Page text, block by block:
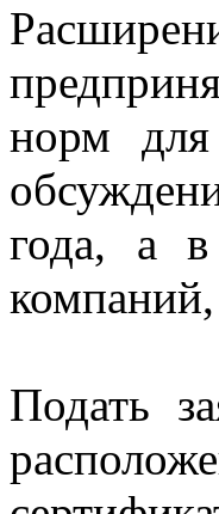
норм для
года, а в
Подать